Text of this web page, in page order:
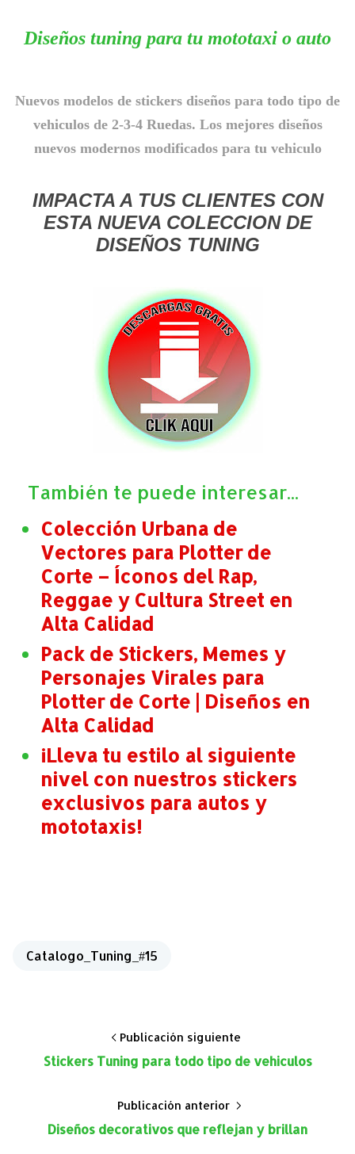
Diseños tuning para tu mototaxi o auto
Nuevos modelos de stickers diseños para todo tipo de
vehiculos de 2-3-4 Ruedas. Los mejores diseños
nuevos modernos modificados para tu vehiculo
IMPACTA A TUS CLIENTES CON
ESTA NUEVA COLECCION DE
DISEÑOS TUNING
También te puede interesar...
Colección Urbana de
Vectores para Plotter de
Corte – Íconos del Rap,
Reggae y Cultura Street en
Alta Calidad
Pack de Stickers, Memes y
Personajes Virales para
Plotter de Corte | Diseños en
Alta Calidad
¡Lleva tu estilo al siguiente
nivel con nuestros stickers
exclusivos para autos y
mototaxis!
Catalogo_Tuning_#15
Publicación siguiente
Stickers Tuning para todo tipo de vehiculos
Publicación anterior
Diseños decorativos que reflejan y brillan